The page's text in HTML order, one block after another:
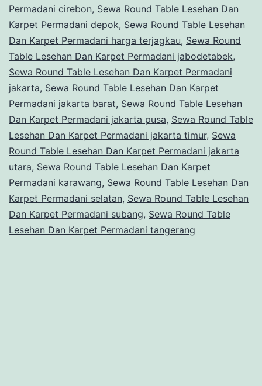
Permadani cirebon, Sewa Round Table Lesehan Dan
Karpet Permadani depok, Sewa Round Table Lesehan
Dan Karpet Permadani harga terjagkau, Sewa Round
Table Lesehan Dan Karpet Permadani jabodetabek,
Sewa Round Table Lesehan Dan Karpet Permadani
jakarta, Sewa Round Table Lesehan Dan Karpet
Permadani jakarta barat, Sewa Round Table Lesehan
Dan Karpet Permadani jakarta pusa, Sewa Round Table
Lesehan Dan Karpet Permadani jakarta timur, Sewa
Round Table Lesehan Dan Karpet Permadani jakarta
utara, Sewa Round Table Lesehan Dan Karpet
Permadani karawang, Sewa Round Table Lesehan Dan
Karpet Permadani selatan, Sewa Round Table Lesehan
Dan Karpet Permadani subang, Sewa Round Table
Lesehan Dan Karpet Permadani tangerang